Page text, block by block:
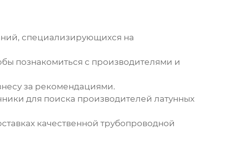
специализирующихся на
познакомиться с производителями и
за рекомендациями.
для поиска производителей латунных
качественной трубопроводной